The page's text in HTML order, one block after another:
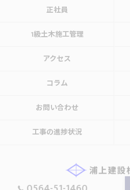
正社員
1級土木施工管理
アクセス
コラム
お問い合わせ
工事の進捗状況